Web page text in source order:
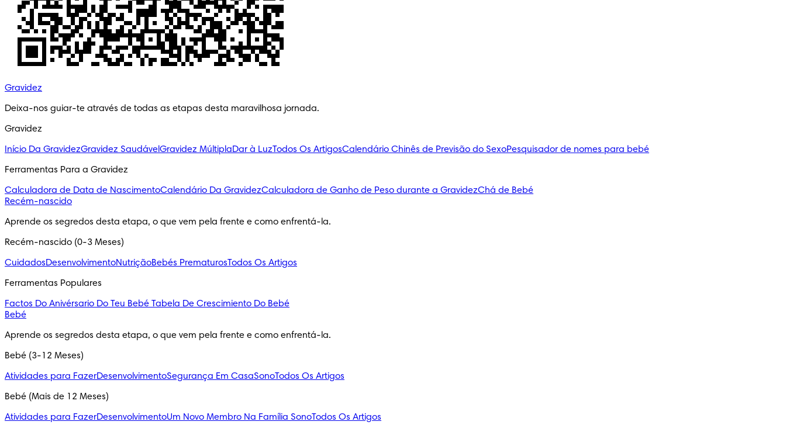
Gravidez
Deixa-nos guiar-te através de todas as etapas desta maravilhosa jornada.
Gravidez
Início Da GravidezGravidez SaudávelGravidez MúltiplaDar à LuzTodos Os ArtigosCalendário Chinês de Previsão do SexoPesquisador de nomes para bebé
Ferramentas Para a Gravidez
Calculadora de Data de NascimentoCalendário Da GravidezCalculadora de Ganho de Peso durante a GravidezChá de Bebé
Recém-nascido
Aprende os segredos desta etapa, o que vem pela frente e como enfrentá-la.
Recém-nascido (0-3 Meses)
CuidadosDesenvolvimentoNutriçãoBebés PrematurosTodos Os Artigos
Ferramentas Populares
Factos Do Anivérsario Do Teu Bebé Tabela De Crescimiento Do Bebé
Bebé
Aprende os segredos desta etapa, o que vem pela frente e como enfrentá-la.
Bebé (3-12 Meses)
Atividades para FazerDesenvolvimentoSegurança Em CasaSonoTodos Os Artigos
Bebé (Mais de 12 Meses)
Atividades para FazerDesenvolvimentoUm Novo Membro Na Família SonoTodos Os Artigos